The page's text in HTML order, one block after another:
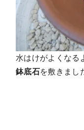
水はけがよくなる
鉢底石を敷きまし